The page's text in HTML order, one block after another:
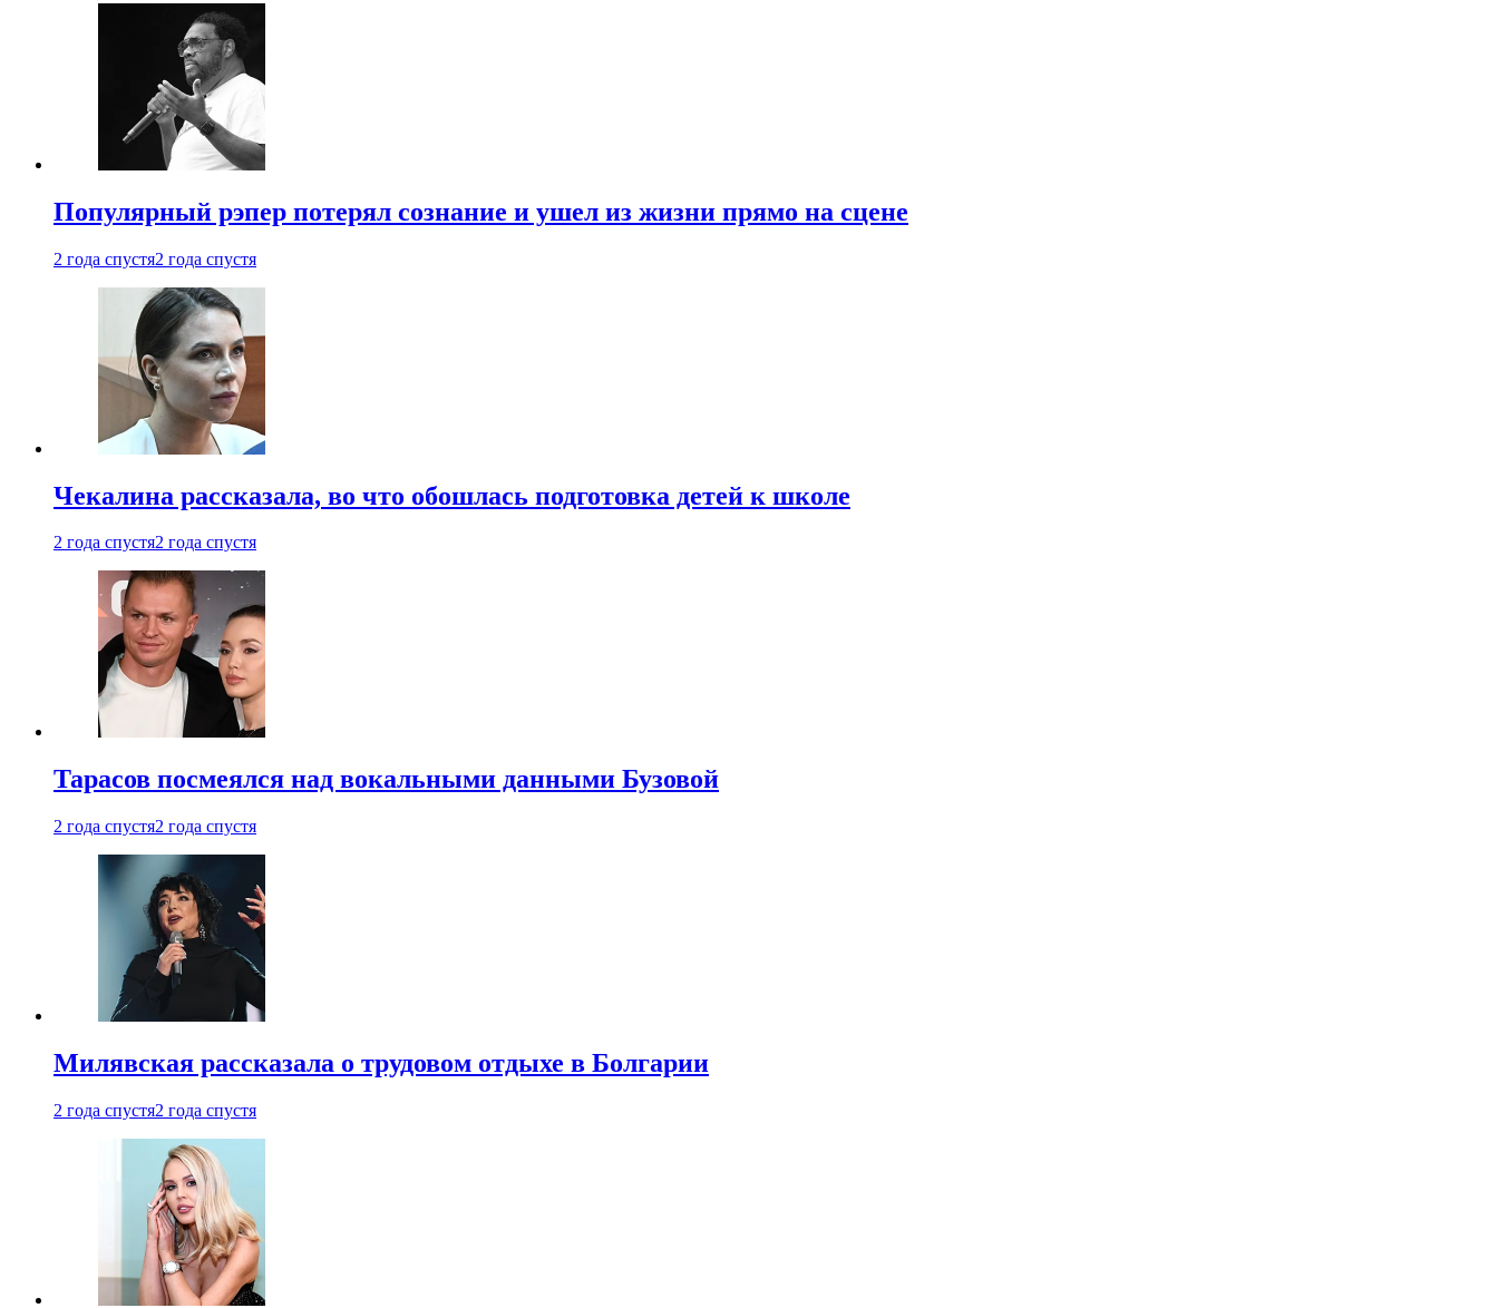
Популярный рэпер потерял сознание и ушел из жизни прямо на сцене
2 года спустя2 года спустя
Чекалина рассказала, во что обошлась подготовка детей к школе
2 года спустя2 года спустя
Тарасов посмеялся над вокальными данными Бузовой
2 года спустя2 года спустя
Милявская рассказала о трудовом отдыхе в Болгарии
2 года спустя2 года спустя